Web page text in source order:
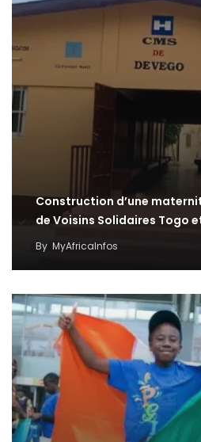
Construction d’une
de Voisins Solidaires Togo
By MyAfricaInfos